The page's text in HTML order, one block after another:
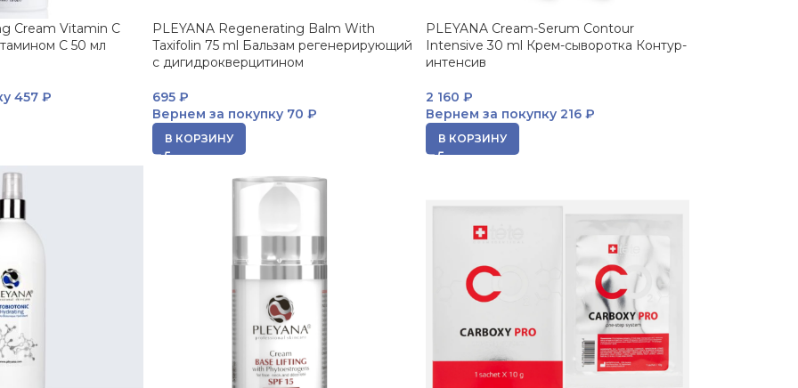
Cream Vitamin C
C 50 мл
457 ₽
PLEYANA Regenerating Balm With
Taxifolin 75 ml Бальзам регенерирующий
с дигидрокверцитином
695₽
Вернем за покупку 70 ₽
В КОРЗИНУ
PLEYANA Cream-Serum Contour
Intensive 30 ml Крем-сыворотка Контур-
интенсив
2 160 ₽
Вернем за покупку216 ₽
В КОРЗИНУ